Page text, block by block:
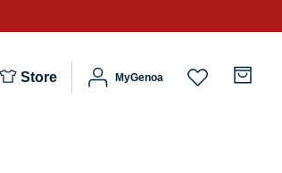
Store MyGenoa